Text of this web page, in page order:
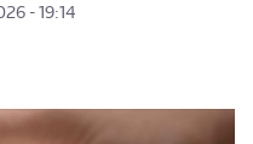
- 19:14